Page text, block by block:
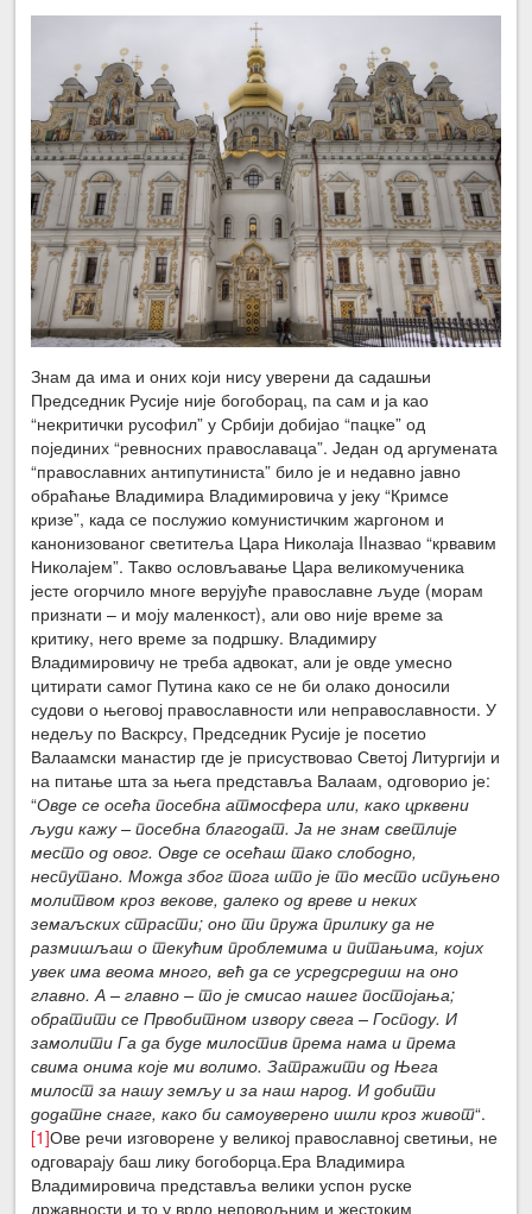
Знам да има и оних који нису уверени да садашњи
Председник Русије није богоборац, па сам и ја као
“некритички русофил” у Србији добијао “пацке” од
појединих “ревносних православаца”. Један од аргумената
“православних антипутиниста” било је и недавно јавно
обраћање Владимира Владимировича у јеку “Кримсе
кризе”, када се послужио комунистичким жаргоном и
канонизованог светитеља Цара Николаја IIназвао “крвавим
Николајем”. Такво ословљавање Цара великомученика
јесте огорчило многе верујуће православне људе (морам
признати – и моју маленкост), али ово није време за
критику, него време за подршку. Владимиру
Владимировичу не треба адвокат, али је овде умесно
цитирати самог Путина како се не би олако доносили
судови о његовој православности или неправославности. У
недељу по Васкрсу, Председник Русије је посетио
Валаамски манастир где је присуствовао Светој Литургији и
на питање шта за њега представља Валаам, одговорио је:
“Овде се осећа посебна атмосфера или, како црквени
људи кажу – посебна благодат. Ја не знам светлије
место од овог. Овде се осећаш тако слободно,
неспутано. Можда због тога што је то место испуњено
молитвом кроз векове, далеко од вреве и неких
земаљских страсти; оно ти пружа прилику да не
размишљаш о текућим проблемима и питањима, којих
увек има веома много, већ да се усредсредиш на оно
главно. А – главно – то је смисао нашег постојања;
обратити се Првобитном извору свега – Господу. И
замолити Га да буде милостив према нама и према
свима онима које ми волимо. Затражити од Њега
милост за нашу земљу и за наш народ. И добити
додатне снаге, како би самоуверено ишли кроз живот“.
[1]Ове речи изговорене у великој православној светињи, не
одговарају баш лику богоборца.Ера Владимира
Владимировича представља велики успон руске
државности и то у врло неповољним и жестоким